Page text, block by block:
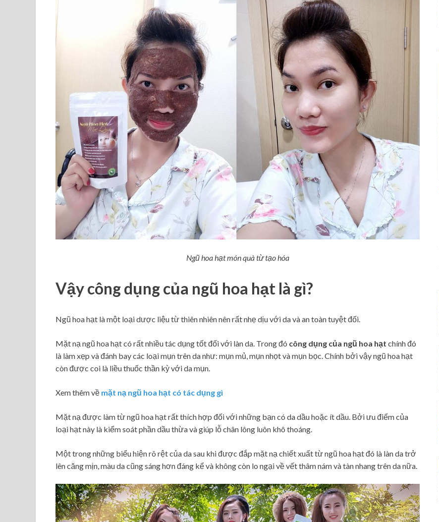
Ngũ hoa hạt món quà từ tạo hóa
Vậy công dụng của ngũ hoa hạt là gì?
Ngũ hoa hạt là một loại dược liệu từ thiên nhiên nên rất nhẹ dịu với da và an toàn tuyệt đối.
Mặt nạ ngũ hoa hạt có rất nhiều tác dụng tốt đối với làn da. Trong đó công dụng của ngũ hoa hạt chính đó
là làm xẹp và đánh bay các loại mụn trên da như: mụn mủ, mụn nhọt và mụn bọc. Chính bởi vậy ngũ hoa hạt
còn được coi là liều thuốc thần kỳ với da mụn.
Xem thêm về mặt nạ ngũ hoa hạt có tác dụng gì
Mặt nạ được làm từ ngũ hoa hạt rất thích hợp đối với những bạn có da dầu hoặc ít dầu. Bởi ưu điểm của
loại hạt này là kiểm soát phần dầu thừa và giúp lỗ chân lông luôn khô thoáng.
Một trong những biểu hiện rõ rệt của da sau khi được đắp mặt nạ chiết xuất từ ngũ hoa hạt đó là làn da trở
lên căng mịn, màu da cũng sáng hơn đáng kể và không còn lo ngại về vết thâm nám và tàn nhang trên da nữa.